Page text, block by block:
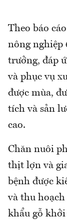
Theo báo
nông nghiệp
trưởng, đáp
và phục vụ
được mùa,
tích và sản
cao.
Chăn nuôi
thịt lợn và
bệnh được
và thu
khẩu gỗ khởi